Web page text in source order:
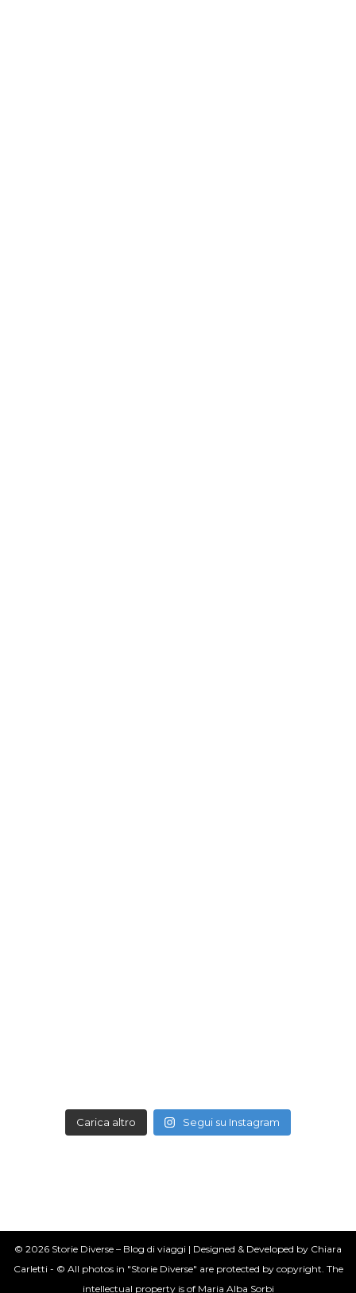
Carica altro Segui su Instagram
© 2026 Storie Diverse – Blog di viaggi | Designed & Developed by Chiara
Carletti - © All photos in "Storie Diverse" are protected by copyright. The
intellectual property is of Maria Alba Sorbi